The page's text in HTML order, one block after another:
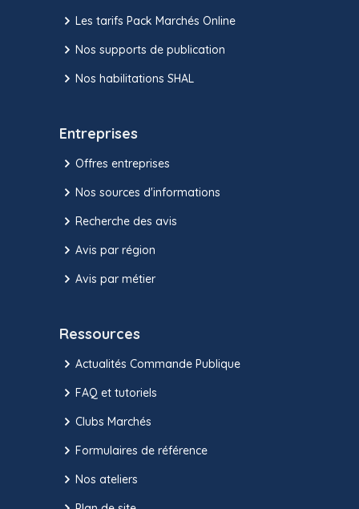
Les tarifs Pack Marchés Online
Nos supports de publication
Nos habilitations SHAL
Entreprises
Offres entreprises
Nos sources d'informations
Recherche des avis
Avis par région
Avis par métier
Ressources
Actualités Commande Publique
FAQ et tutoriels
Clubs Marchés
Formulaires de référence
Nos ateliers